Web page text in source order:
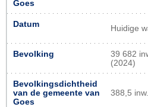
Goes
Datum Huidige
Bevolking
39 682
(2024)
Bevolkingsdichtheid
van de gemeente van
Goes
388,5